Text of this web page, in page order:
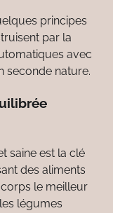
principes
par la
avec
seconde nature.
saine est la clé
des aliments
le meilleur
légumes